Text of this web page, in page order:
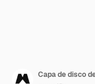
Capa de disco